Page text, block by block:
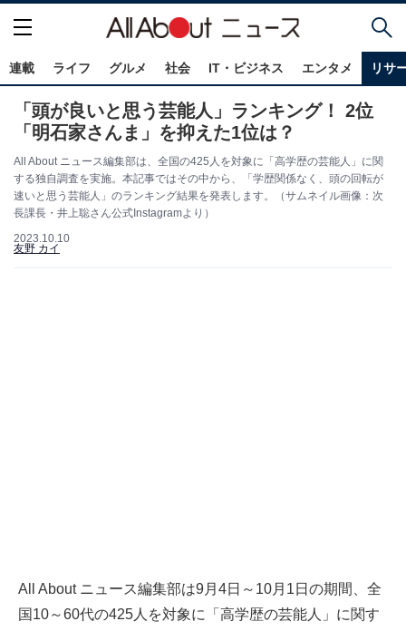
連載 ライフ グルメ 社会 IT・ビジネス エンタメ リサ
「頭が良いと思う芸能人」ランキング！ 2位
「明石家さんま」を抑えた1位は？
All About ニュース編集部は、全国の425人を対象に「高学歴の芸能人」に関
する独自調査を実施。本記事ではその中から、「学歴関係なく、頭の回転が
速いと思う芸能人」のランキング結果を発表します。（サムネイル画像：次
長課長・井上聡さん公式Instagramより）
2023.10.10
友野 カイ
All About ニュース編集部は9月4日～10月1日の期間、全
国10～60代の425人を対象に「高学歴の芸能人」に関す